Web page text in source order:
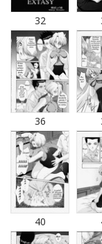
32
36
40